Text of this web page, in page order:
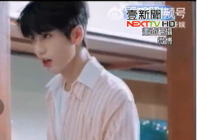
擊！ 14歲槍手開火釀多師...